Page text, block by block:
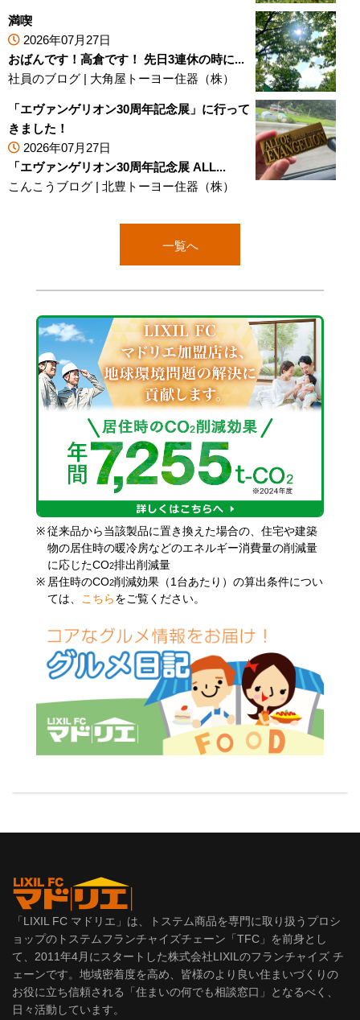
満喫
2026年07月27日
おばんです！高倉です！ 先日3連休の時に...
社員のブログ | 大角屋トーヨー住器（株）
「エヴァンゲリオン30周年記念展」に行って
きました！
2026年07月27日
「エヴァンゲリオン30周年記念展 ALL...
こんこうブログ | 北豊トーヨー住器（株）
一覧へ
※ 従来品から当該製品に置き換えた場合の、住宅や建築
物の居住時の暖冷房などのエネルギー消費量の削減量
に応じたCO2排出削減量
※ 居住時のCO2削減効果（1台あたり）の算出条件につい
ては、 こちら をご覧ください。
「LIXIL FC マドリエ」は、トステム商品を専門に取り扱うプロシ
ョップのトステムフランチャイズチェーン「TFC」を前身とし
て、2011年4月にスタートした株式会社LIXILのフランチャイズ チ
ェーンです。地域密着度を高め、皆様のより良い住まいづくりの
お役に立ち信頼される「住まいの何でも相談窓口」となるべく、
日々活動しています。